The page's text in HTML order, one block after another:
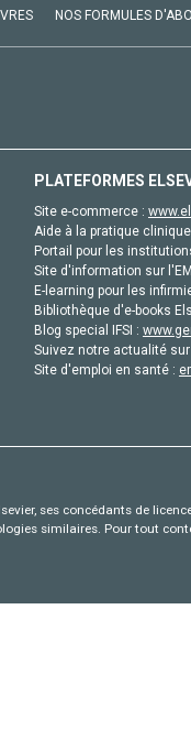
NOS FORMULES
PLATEFORMES
Site e-commerce :
Aide à la pratique
Portail pour les
Site d'information sur
E-learning pour les
Bibliothèque d'e-books
Blog special IFSI :
Suivez notre actualité
Site d'emploi en santé :
ses concédants de
similaires. Pour tout